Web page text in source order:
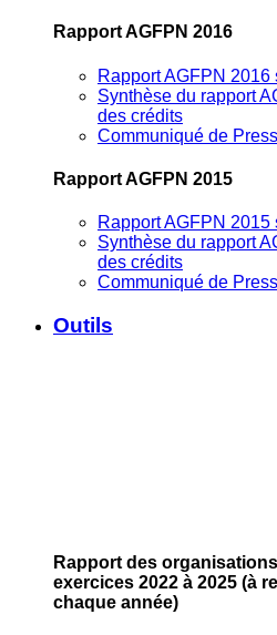
Rapport AGFPN 2016
Rapport AGFPN
Synthèse du rapport
des crédits
Communiqué de
Rapport AGFPN 2015
Rapport AGFPN
Synthèse du rapport
des crédits
Communiqué de
Outils
Rapport des
exercices 2022 à 2025 (à
chaque année)